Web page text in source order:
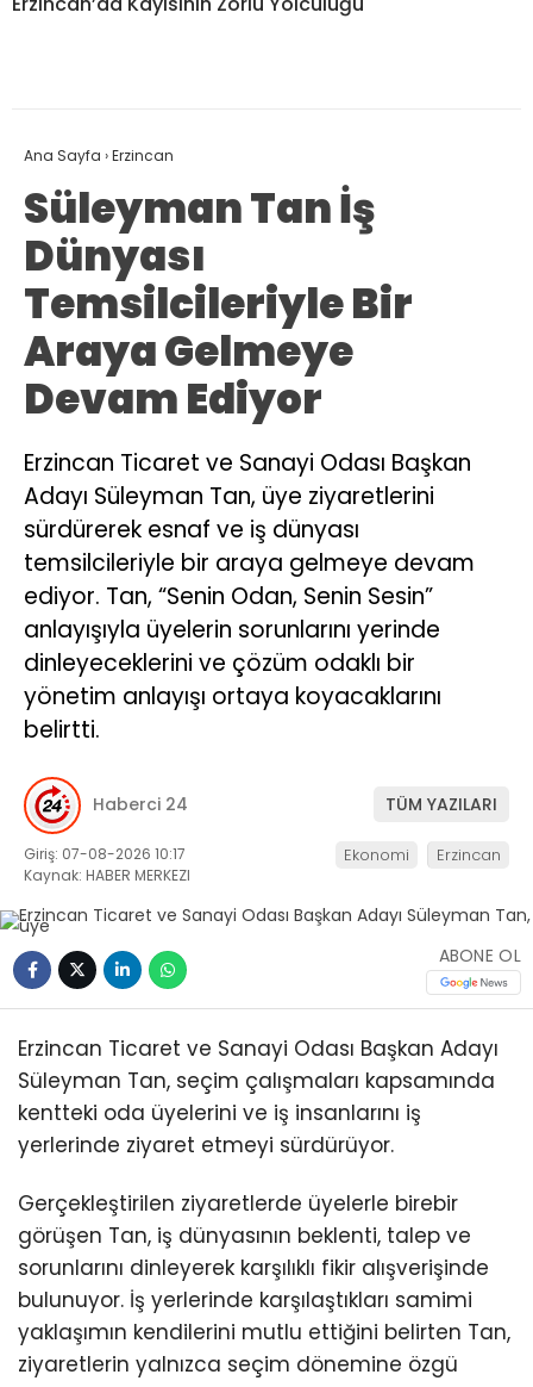
Ana Sayfa ›Erzincan
Süleyman Tan İş
Dünyası
Temsilcileriyle Bir
Araya Gelmeye
Devam Ediyor
Erzincan Ticaret ve Sanayi Odası Başkan
Adayı Süleyman Tan, üye ziyaretlerini
sürdürerek esnaf ve iş dünyası
temsilcileriyle bir araya gelmeye devam
ediyor. Tan, “Senin Odan, Senin Sesin”
anlayışıyla üyelerin sorunlarını yerinde
dinleyeceklerini ve çözüm odaklı bir
yönetim anlayışı ortaya koyacaklarını
belirtti.
Haberci 24 TÜM YAZILARI
Giriş: 07-08-2026 10:17
Kaynak: HABER MERKEZI
Ekonomi Erzincan
ABONE OL
Erzincan Ticaret ve Sanayi Odası Başkan Adayı
Süleyman Tan, seçim çalışmaları kapsamında
kentteki oda üyelerini ve iş insanlarını iş
yerlerinde ziyaret etmeyi sürdürüyor.
Gerçekleştirilen ziyaretlerde üyelerle birebir
görüşen Tan, iş dünyasının beklenti, talep ve
sorunlarını dinleyerek karşılıklı fikir alışverişinde
bulunuyor. İş yerlerinde karşılaştıkları samimi
yaklaşımın kendilerini mutlu ettiğini belirten Tan,
ziyaretlerin yalnızca seçim dönemine özgü